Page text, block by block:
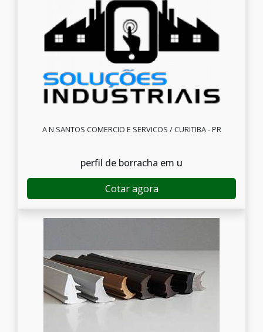
A N SANTOS COMERCIO E SERVICOS / CURITIBA - PR
perfil de borracha em u
Cotar agora